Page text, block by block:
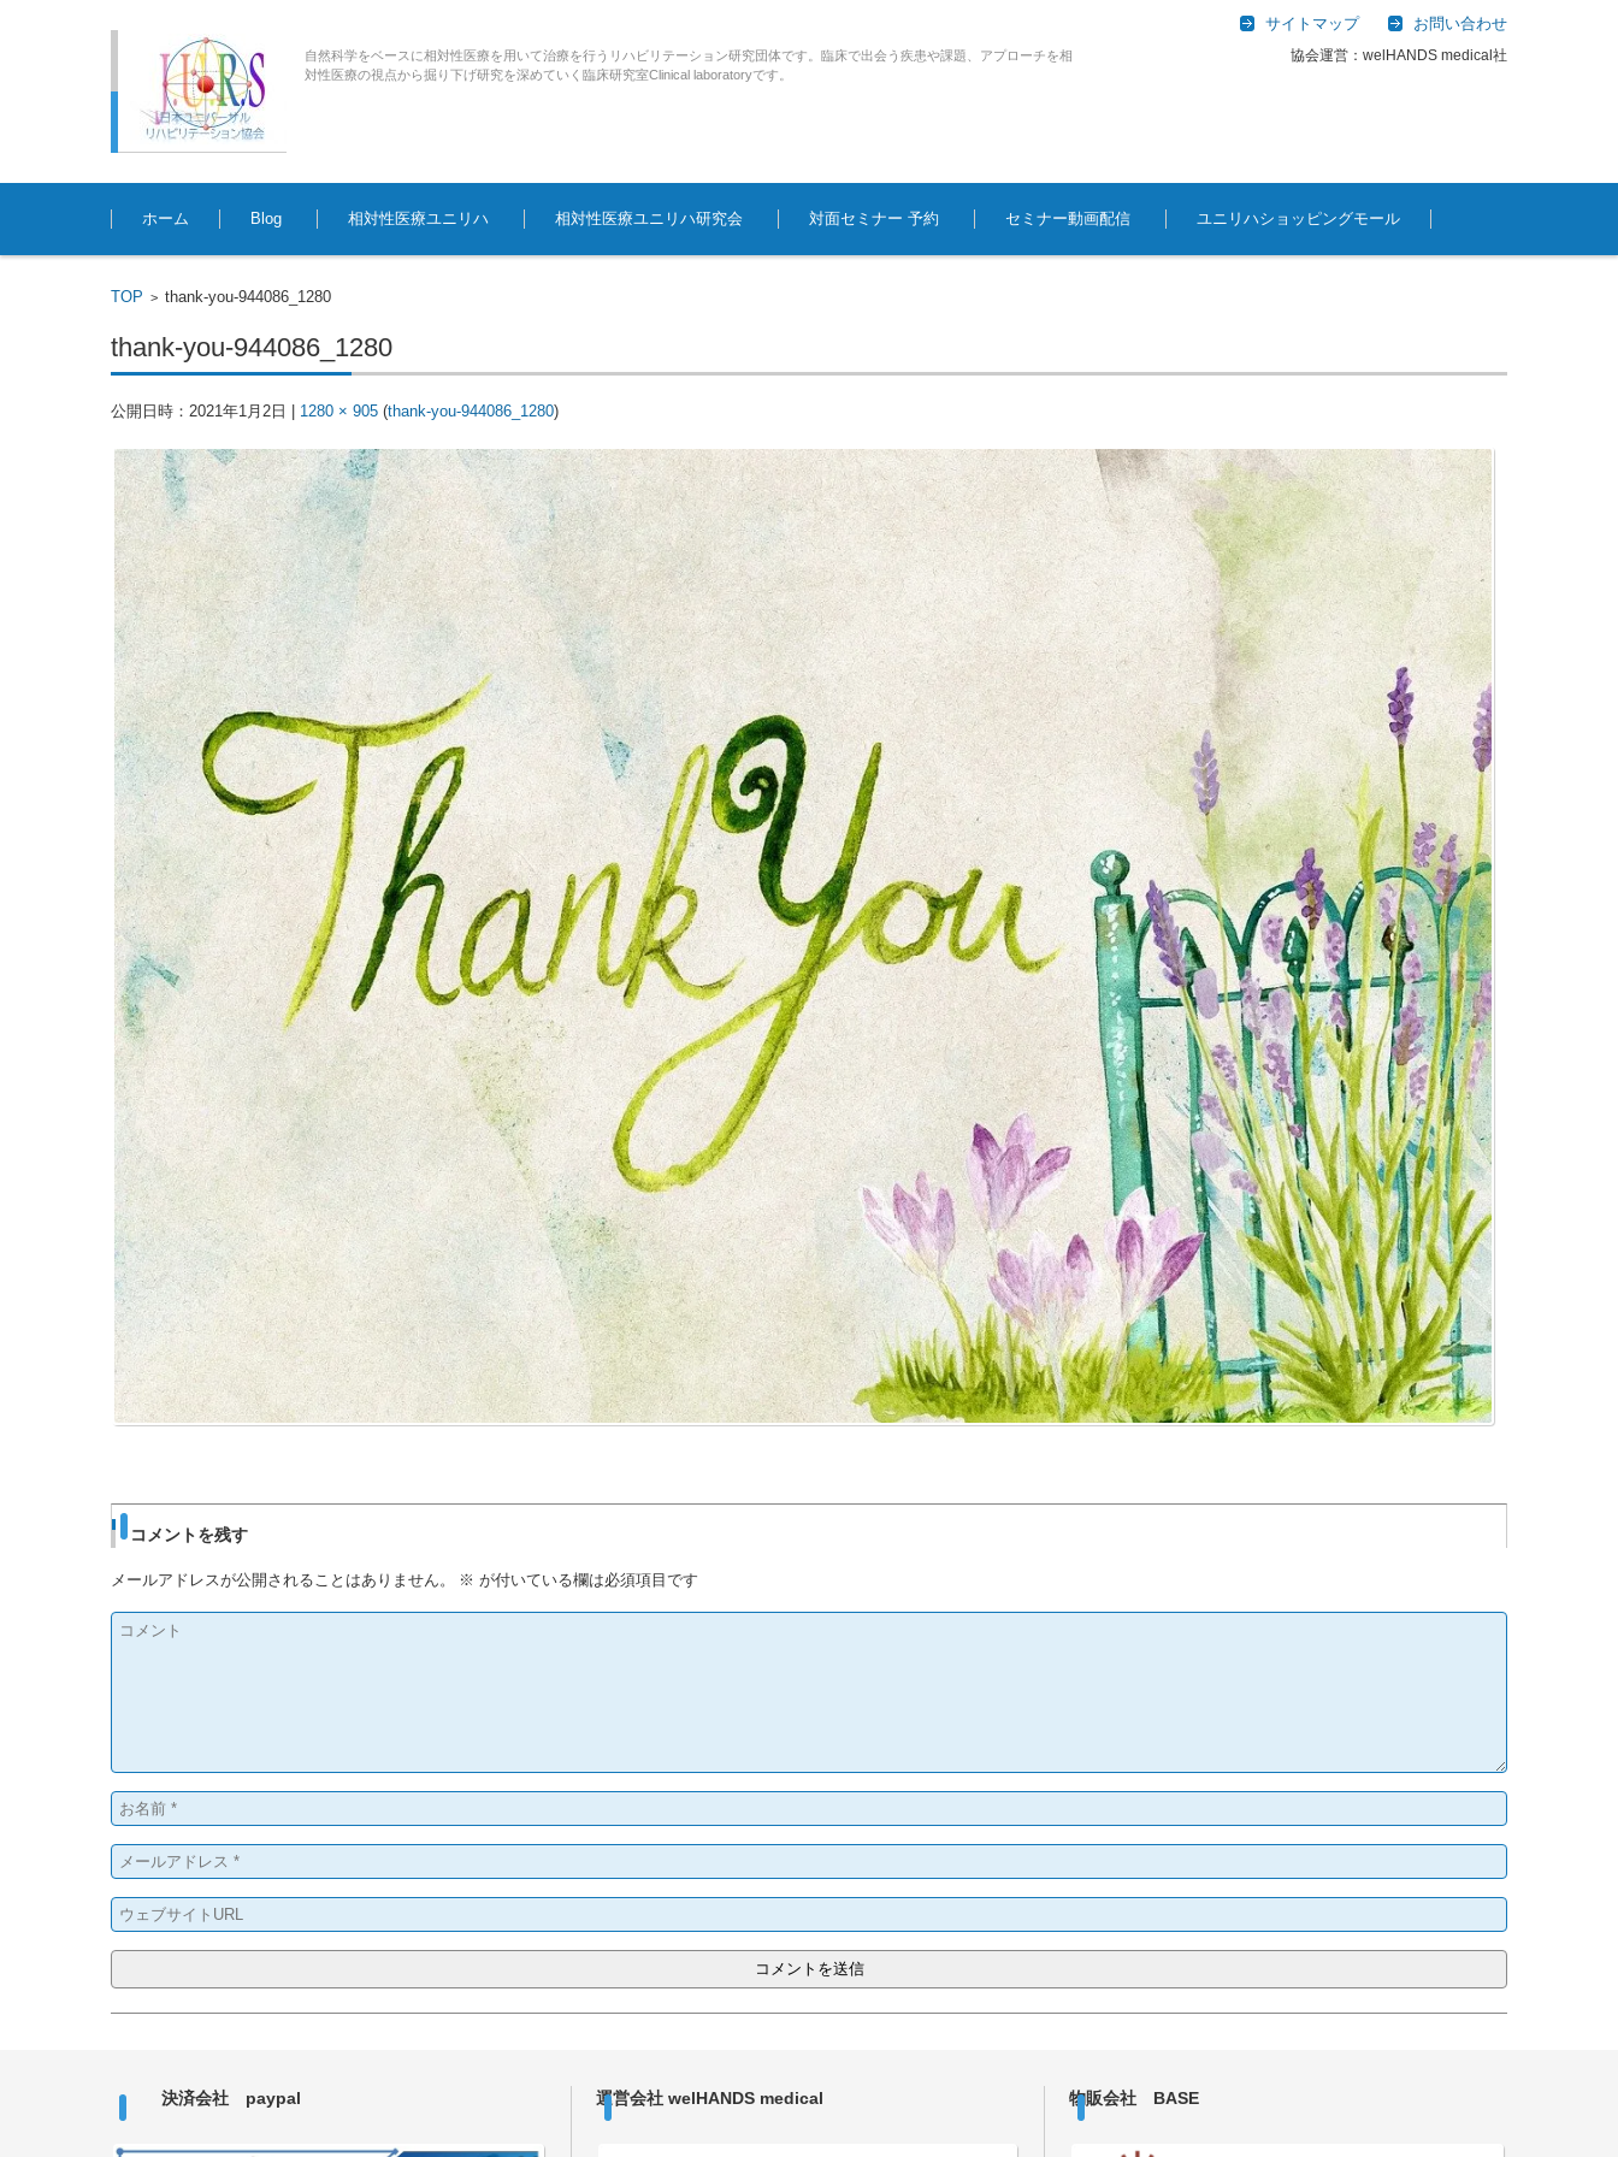
自然科学をベースに相対性医療を用いて治療を行うリハビリテーション研究団体です。臨床で出会う疾患や課題、アプローチを相
対性医療の視点から掘り下げ研究を深めていく臨床研究室Clinical laboratoryです。
サイトマップ お問い合わせ
協会運営：welHANDS medical社
コンテンツに移動
ホーム
Blog 相対性医療ユニリハ 相対性医療ユニリハ研究会 対面セミナー 予約 セミナー動画配信 ユニリハショッピングモール
TOP > thank-you-944086_1280
thank-you-944086_1280
公開日時： 2021年1月2日 1280 × 905 (thank-you-944086_1280)
コメントを残す
メールアドレスが公開されることはありません。 ※ が付いている欄は必須項目です
決済会社 paypal 運営会社 welHANDS medical 物販会社 BASE